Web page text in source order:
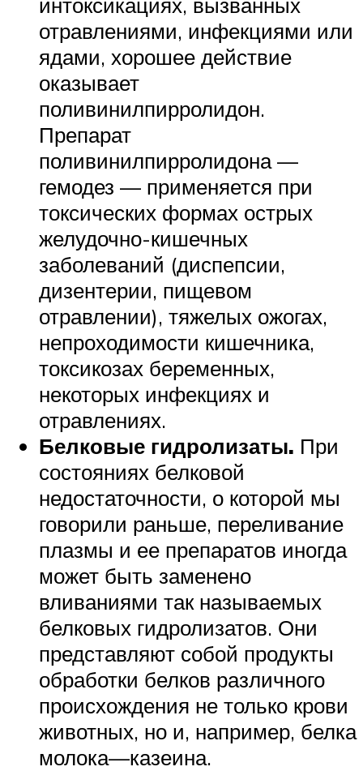
отравлениями, инфекциями или
ядами, хорошее действие
оказывает
поливинилпирролидон.
Препарат
поливинилпирролидона —
гемодез — применяется при
токсических формах острых
желудочно-кишечных
заболеваний (диспепсии,
дизентерии, пищевом
отравлении), тяжелых ожогах,
непроходимости кишечника,
токсикозах беременных,
некоторых инфекциях и
отравлениях.
Белковые гидролизаты. При
состояниях белковой
недостаточности, о которой мы
говорили раньше, переливание
плазмы и ее препаратов иногда
может быть заменено
вливаниями так называемых
белковых гидролизатов. Они
представляют собой продукты
обработки белков различного
происхождения не только крови
животных, но и, например, белка
молока—казеина.